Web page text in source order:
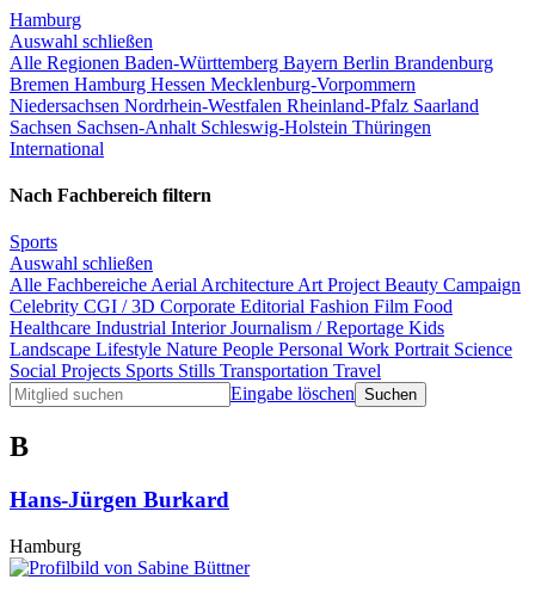
Hamburg
Auswahl schließen
Alle Regionen Baden-Württemberg Bayern Berlin Brandenburg
Bremen Hamburg Hessen Mecklenburg-Vorpommern
Niedersachsen Nordrhein-Westfalen Rheinland-Pfalz Saarland
Sachsen Sachsen-Anhalt Schleswig-Holstein Thüringen
International
Nach Fachbereich filtern
Sports
Auswahl schließen
Alle Fachbereiche Aerial Architecture Art Project Beauty Campaign
Celebrity CGI / 3D Corporate Editorial Fashion Film Food
Healthcare Industrial InteriorJournalism / Reportage Kids
Landscape Lifestyle Nature People Personal Work Portrait Science
Social Projects Sports Stills Transportation Travel
Eingabe löschen
B
Hans-Jürgen Burkard
Hamburg